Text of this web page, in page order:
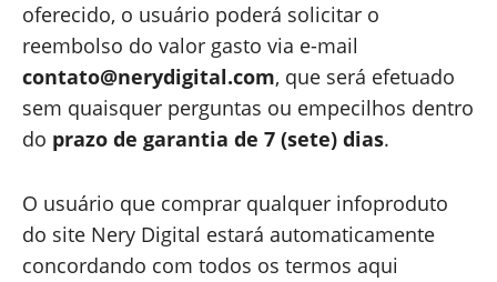
oferecido, o usuário poderá solicitar o
reembolso do valor gasto via e-mail
contato@nerydigital.com, que será efetuado
sem quaisquer perguntas ou empecilhos dentro
do prazo de garantia de 7 (sete) dias.
O usuário que comprar qualquer infoproduto
do site Nery Digital estará automaticamente
concordando com todos os termos aqui